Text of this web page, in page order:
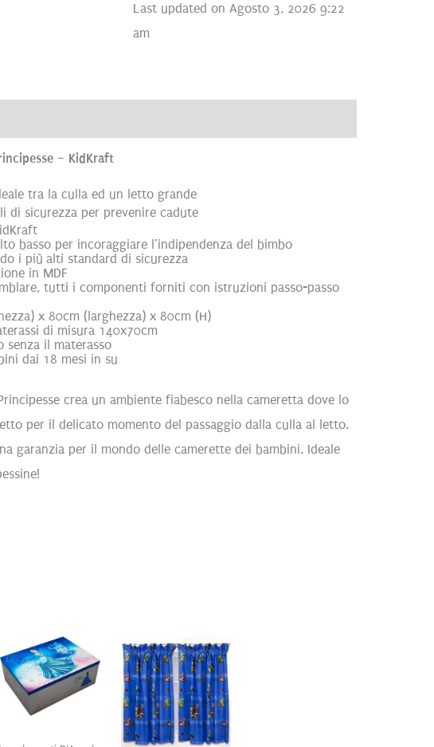
Last updated on Agosto 3, 2026 9:22
am
– KidKraft
tra la culla ed un letto grande
di sicurezza per prevenire cadute
basso per incoraggiare l’indipendenza del bimbo
i più alti standard di sicurezza
in MDF
tutti i componenti forniti con istruzioni passo-passo
x 80cm (larghezza) x 80cm (H)
di misura 140x70cm
senza il materasso
dai 18 mesi in su
crea un ambiente fiabesco nella cameretta dove lo
per il delicato momento del passaggio dalla culla al letto.
garanzia per il mondo delle camerette dei bambini. Ideale